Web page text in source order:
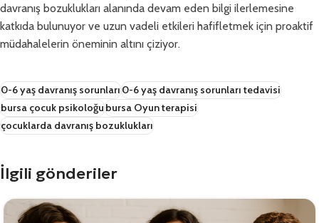
davranış bozuklukları alanında devam eden bilgi ilerlemesine
katkıda bulunuyor ve uzun vadeli etkileri hafifletmek için proaktif
müdahalelerin öneminin altını çiziyor.
0-6 yaş davranış sorunları0-6 yaş davranış sorunları tedavisi
bursa çocuk psikoloğubursa Oyun terapisi
çocuklarda davranış bozuklukları
İlgili gönderiler